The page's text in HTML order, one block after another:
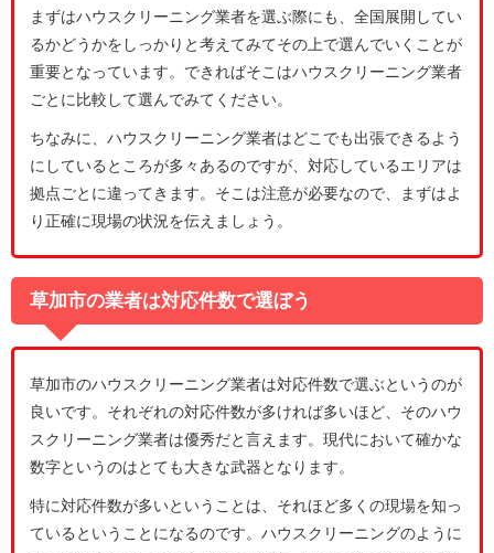
まずはハウスクリーニング業者を選ぶ際にも、全国展開してい
るかどうかをしっかりと考えてみてその上で選んでいくことが
重要となっています。できればそこはハウスクリーニング業者
ごとに比較して選んでみてください。
ちなみに、ハウスクリーニング業者はどこでも出張できるよう
にしているところが多々あるのですが、対応しているエリアは
拠点ごとに違ってきます。そこは注意が必要なので、まずはよ
り正確に現場の状況を伝えましょう。
草加市の業者は対応件数で選ぼう
草加市のハウスクリーニング業者は対応件数で選ぶというのが
良いです。それぞれの対応件数が多ければ多いほど、そのハウ
スクリーニング業者は優秀だと言えます。現代において確かな
数字というのはとても大きな武器となります。
特に対応件数が多いということは、それほど多くの現場を知っ
ているということになるのです。ハウスクリーニングのように